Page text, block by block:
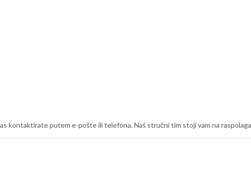
kontaktirate putem e-pošte ili telefona. Naš stručni tim stoji vam na